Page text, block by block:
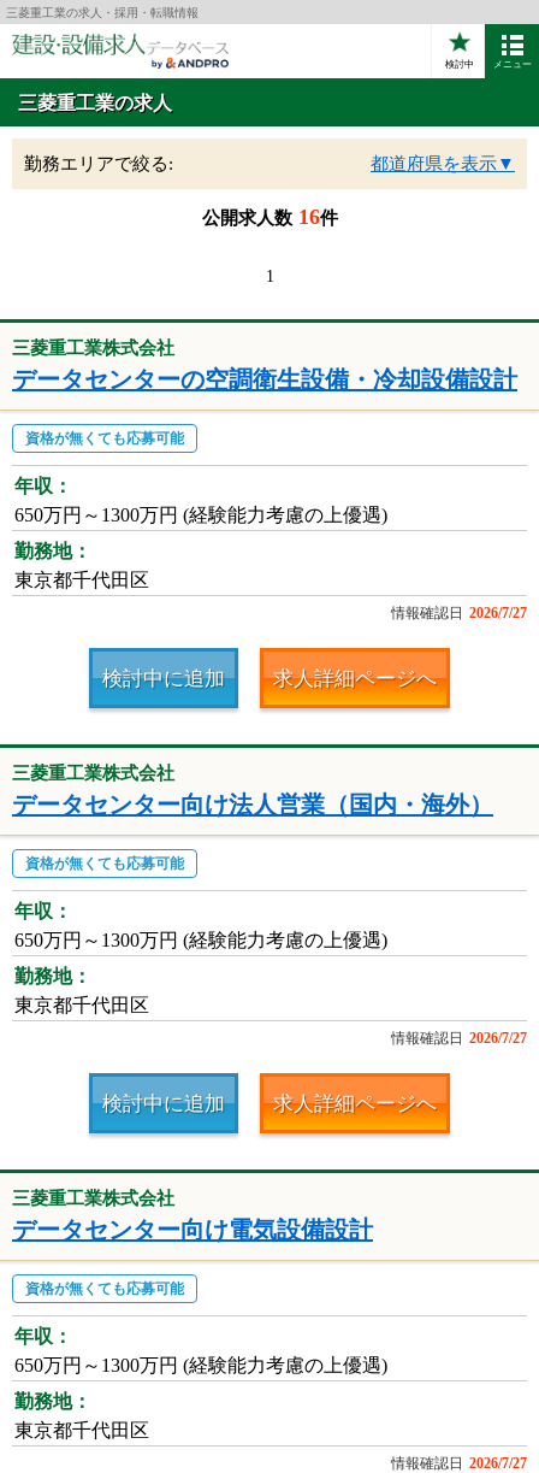
三菱重工業の求人・採用・転職情報
検討中 メニュー
三菱重工業の求人
勤務エリアで絞る: 都道府県を表示▼
公開求人数 16件
1
三菱重工業株式会社
データセンターの空調衛生設備・冷却設備設計
資格が無くても応募可能
年収：
650万円～1300万円 (経験能力考慮の上優遇)
勤務地：
東京都千代田区
情報確認日 2026/7/27
検討中に追加 求人詳細ページへ
三菱重工業株式会社
データセンター向け法人営業（国内・海外）
資格が無くても応募可能
年収：
650万円～1300万円 (経験能力考慮の上優遇)
勤務地：
東京都千代田区
情報確認日 2026/7/27
検討中に追加 求人詳細ページへ
三菱重工業株式会社
データセンター向け電気設備設計
資格が無くても応募可能
年収：
650万円～1300万円 (経験能力考慮の上優遇)
勤務地：
東京都千代田区
情報確認日 2026/7/27